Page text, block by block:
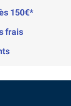
150€*
frais